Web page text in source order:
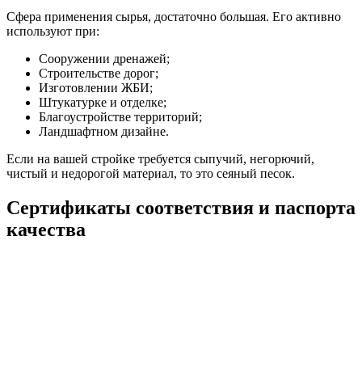
Сфера применения сырья, достаточно большая. Его активно
используют при:
Сооружении дренажей;
Строительстве дорог;
Изготовлении ЖБИ;
Штукатурке и отделке;
Благоустройстве территорий;
Ландшафтном дизайне.
Если на вашей стройке требуется сыпучий, негорючий,
чистый и недорогой материал, то это сеяный песок.
Сертификаты соответствия и паспорта
качества